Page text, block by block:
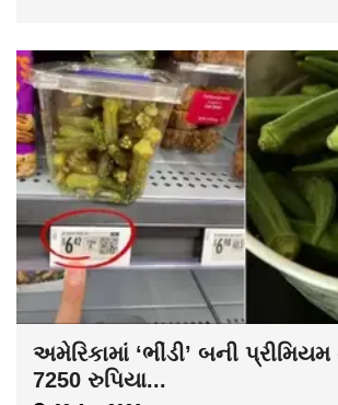
અમેરિકામાં ‘ભીંડી’ બની
7250 રુપિયા...